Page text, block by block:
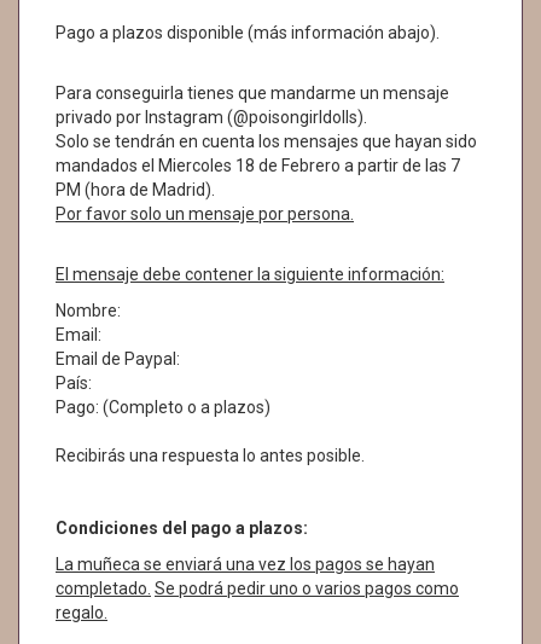
Pago a plazos disponible (más información abajo).
Para conseguirla tienes que mandarme un mensaje
privado por Instagram (@poisongirldolls).
Solo se tendrán en cuenta los mensajes que hayan sido
mandados el Miercoles 18 de Febrero a partir de las 7
PM (hora de Madrid).
Por favor solo un mensaje por persona.
El mensaje debe contener la siguiente información:
Nombre:
Email:
Email de Paypal:
País:
Pago: (Completo o a plazos)
Recibirás una respuesta lo antes posible.
Condiciones del pago a plazos:
La muñeca se enviará una vez los pagos se hayan
completado. Se podrá pedir uno o varios pagos como
regalo.